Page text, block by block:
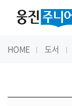
HOME 도서